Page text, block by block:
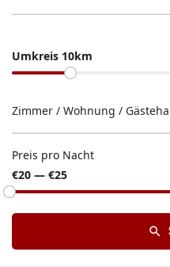
Umkreis 10km
Zimmer / Wohnung /
Preis pro Nacht
€20 — €25